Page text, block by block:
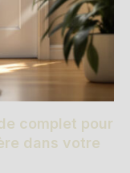
complet pour
dans votre